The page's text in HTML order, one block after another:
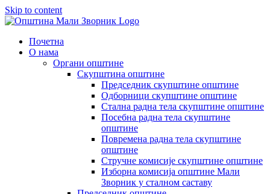
Skip to content
Почетна
О нама
Органи општине
Скупштина општине
Председник скупштине општине
Одборници скупштине општине
Стална радна тела скупштине општине
Посебна радна тела скупштине
општине
Повремена радна тела скупштине
општине
Стручне комисије скупштине општине
Изборна комисија општине Мали
Зворник у сталном саставу